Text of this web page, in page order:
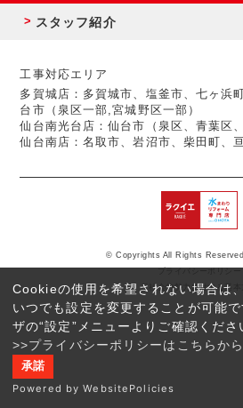
Cookieの使用を希望されない場合は
いつでも設定を変更することが可能
ザの“設定”メニューよりご確認くださ
>>プライバシーポリシーはこちらから
承諾
Powered by WebsitePolicies
反社会的勢力に対する基本
© Copyrights All Rights
スタッフ紹介
工事対応エリア
多賀城店：多賀城市、塩釜市、七ヶ浜
台市（泉区一部,宮城野区一部）
仙台南光台店：仙台市（泉区、青葉区
仙台南店：名取市、岩沼市、柴田町、